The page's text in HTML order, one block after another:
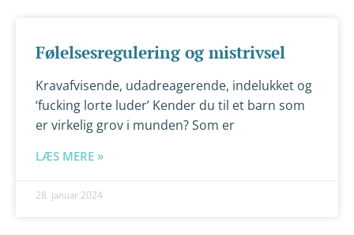
Følelsesregulering og mistrivsel
Kravafvisende, udadreagerende, indelukket og
‘fucking lorte luder’ Kender du til et barn som
er virkelig grov i munden? Som er
LÆS MERE »
28. januar 2024